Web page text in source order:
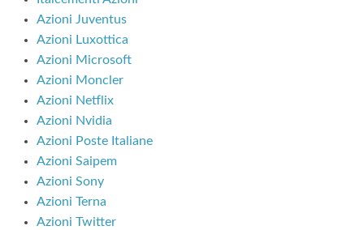
Azioni Juventus
Azioni Luxottica
Azioni Microsoft
Azioni Moncler
Azioni Netflix
Azioni Nvidia
Azioni Poste Italiane
Azioni Saipem
Azioni Sony
Azioni Terna
Azioni Twitter